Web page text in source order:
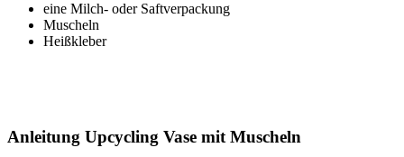
eine Milch- oder Saftverpackung
Muscheln
Heißkleber
Anleitung Upcycling Vase mit Muscheln